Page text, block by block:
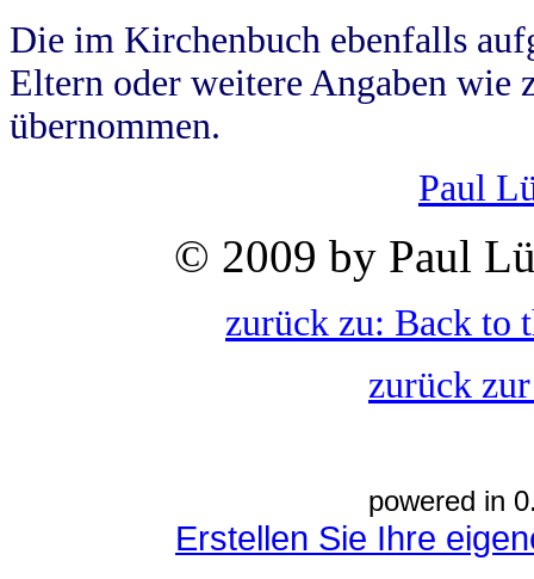
Die im Kirchenbuch ebenfalls
Eltern oder weitere Angaben wie
übernommen.
Paul
© 2009 by Paul
zurück zu: Back to
zurück
powered in
Erstellen Sie Ihre